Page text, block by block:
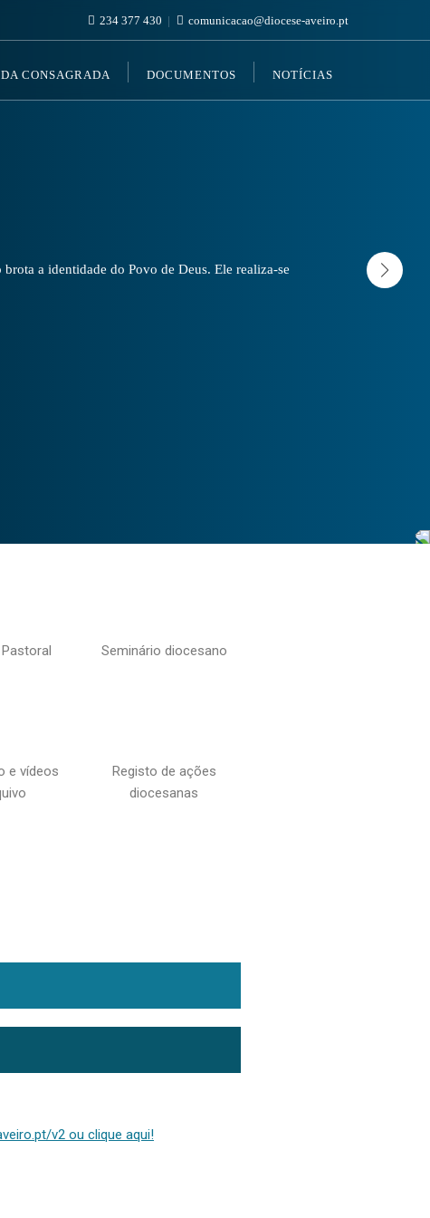
234 377 430 comunicacao@diocese-aveiro.pt
CONSAGRADA DOCUMENTOS NOTÍCIAS
a identidade do Povo de Deus. Ele realiza-se
Seminário diocesano
e vídeos
Registo de ações
diocesanas
v2 ou clique aqui!